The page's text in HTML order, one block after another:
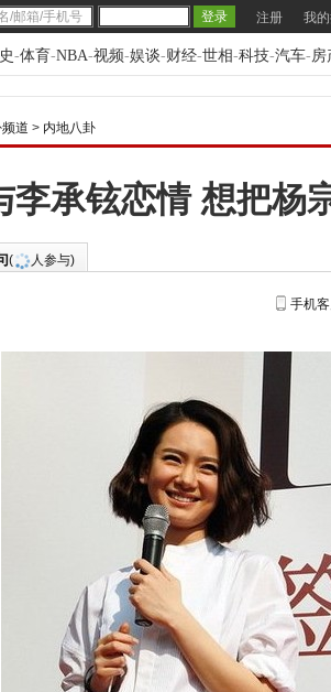
注册 我
-体育-NBA-视频-娱谈-财经-世相-科技-汽车-房
道 > 内地八卦
李承铉恋情 想把杨
( 人参与)
手机